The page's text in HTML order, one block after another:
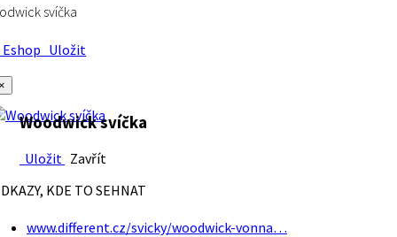
svíčka
Uložit
Woodwick svíčka
Uložit Zavřít
KDE TO SEHNAT
www.different.cz/svicky/woodwick-vonna…